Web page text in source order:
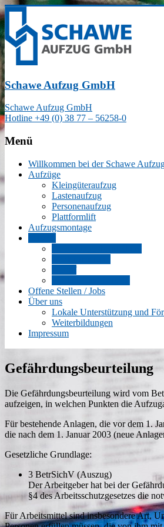
Schawe Aufzug GmbH
Schawe Aufzug GmbH
Hotline +49 (0) 38 77 – 56258-0
Menü
Willkommen bei der Schawe
Aufzüge
Kleingüteraufzug
Lastenaufzug
Personenaufzug
Plattformlift
Aufzugsmontage
Offene Stellen / Jobs
Über uns
Lokale Unterstützung und
Weiterbildungen
Impressum
Gefährdungsbeurteilung
Die Gefährdungsbeurteilung wird vom
aufzeigen, in welchen Punkten die
Für bestehende Anlagen, die vor dem 1.
die nach dem 1. Januar 2003 (neue
Gesetzliche Grundlage:
3 BetrSichV (Auszug)
Der Arbeitgeber hat bei der
§4 des Arbeitsschutzgesetzes die
Für Arbeitsmittel sind insbesondere Art,